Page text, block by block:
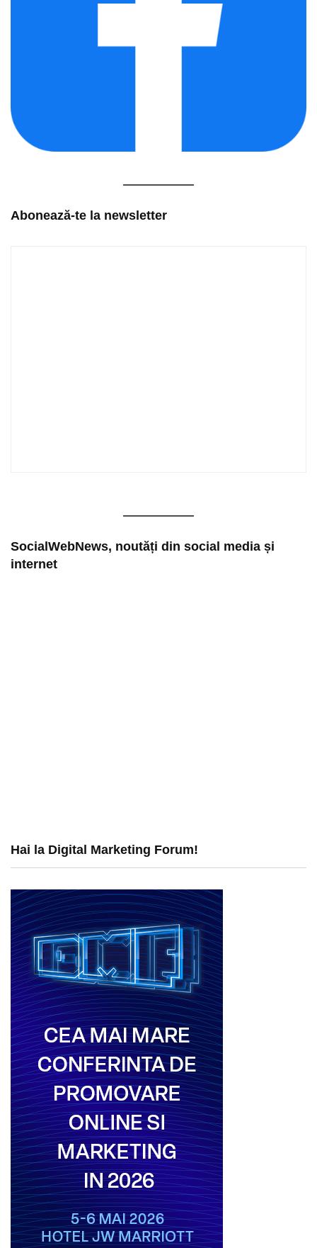
Abonează-te la newsletter
SocialWebNews, noutăți din social media și
internet
Hai la Digital Marketing Forum!